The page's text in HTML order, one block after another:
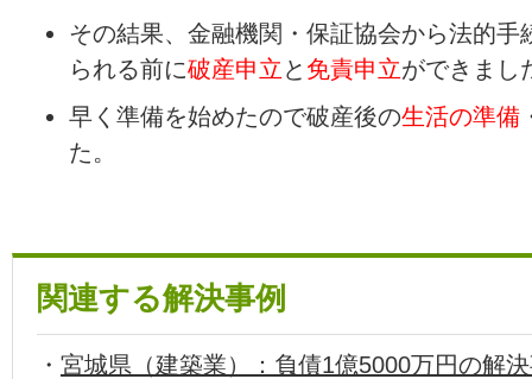
その結果、金融機関・保証協会から法的手
られる前に破産申立 と 免責申立ができまし
早く準備を始めたので破産後の生活の準備
た。
関連する解決事例
・ 宮城県（建築業）：負債1億5000万円の解